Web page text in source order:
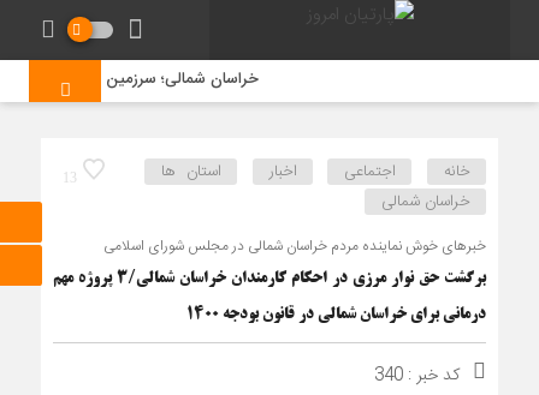
خراسان شمالی؛ سرزمین فرصت‌های طلایی
13 خانه اجتماعی اخبار
استان ها
خراسان شمالی
خبرهای خوش نماینده مردم خراسان شمالی در مجلس شورای اسلامی
برگشت حق نوار مرزی در احکام کارمندان خراسان شمالی/۳ پروژه مهم
درمانی برای خراسان شمالی در قانون بودجه ۱۴۰۰
کد خبر : 340